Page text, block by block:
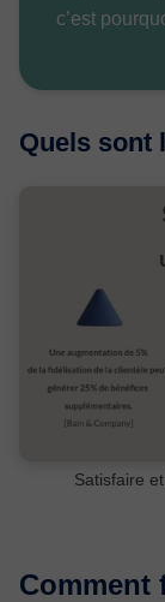
c’est
Quels sont
Satisfaire
Comment